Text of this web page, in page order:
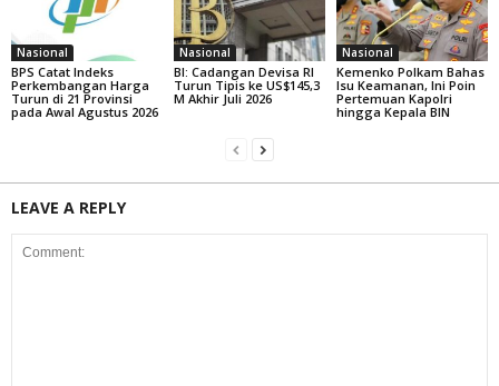
Nasional
BPS Catat Indeks
Perkembangan Harga
Turun di 21 Provinsi
pada Awal Agustus 2026
Nasional
BI: Cadangan Devisa RI
Turun Tipis ke US$145,3
M Akhir Juli 2026
Nasional
Kemenko Polkam Bahas
Isu Keamanan, Ini Poin
Pertemuan Kapolri
hingga Kepala BIN
LEAVE A REPLY